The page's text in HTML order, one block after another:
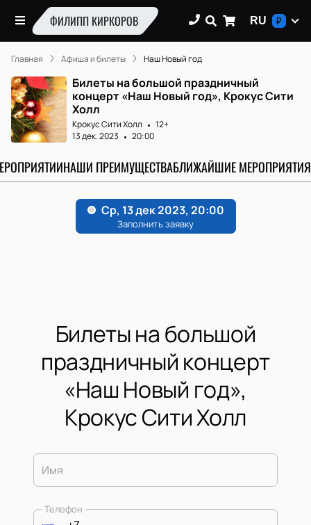
ФИЛИПП КИРКОРОВ RU ₽
Главная Афиша и билеты Наш Новый год
Билеты на большой праздничный
концерт «Наш Новый год», Крокус Сити
Холл
Крокус Сити Холл
12+
13 дек. 2023
20:00
НАШИ ПРЕИМУЩЕСТВАБЛИЖАЙШИЕ МЕРОПРИЯТИЯ
Билеты на большой
праздничный концерт
«Наш Новый год»,
Крокус Сити Холл
Имя
Телефон